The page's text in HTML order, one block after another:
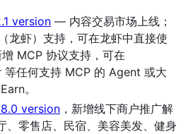
version — 内容交易市场上线；
龙虾）支持，可在龙虾中直接使
MCP 协议支持，可在
任何支持 MCP 的 Agent 或大
。
version ，新增线下商户推广解
、零售店、民宿、美容美发、健身